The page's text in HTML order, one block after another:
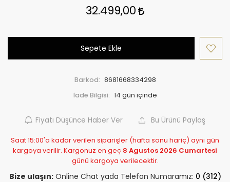
32.499,00
Sepete Ekle
Barkod: 8681668334298
İade Bilgisi:
Fiyatı Düşünce Haber Ver Bu Ürünü Paylaş
Saat 15:00'a kadar verilen siparişler (hafta sonu hariç) aynı gün
kargoya verilir. Kargonuz en geç 8 Agustos 2026 Cumartesi
günü kargoya verilecektir.
Bize ulaşın:Online Chat yada Telefon Numaramız: 0 (312)